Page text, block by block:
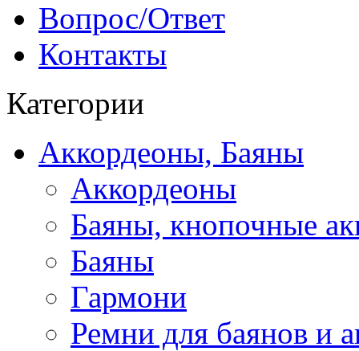
Вопрос/Ответ
Контакты
Категории
Аккордеоны, Баяны
Аккордеоны
Баяны, кнопочные
Баяны
Гармони
Ремни для баянов и